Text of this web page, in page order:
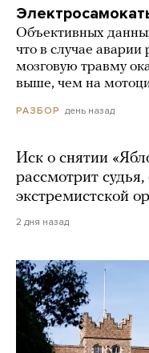
Объективных
что в случае аварии
мозговую травму
выше, чем на
РАЗБОР день назад
Иск о снятии
рассмотрит
экстремистской
2 дня назад